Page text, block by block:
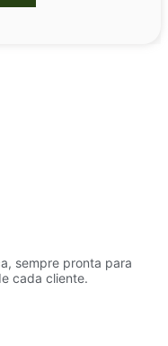
sempre pronta para
cada cliente.